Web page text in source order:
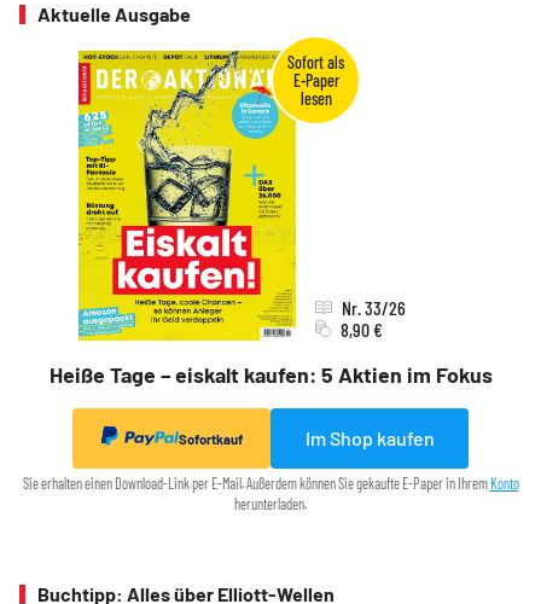
Aktuelle Ausgabe
Heiße Tage – eiskalt kaufen: 5 Aktien im Fokus
Nr. 33/26
8,90 €
Sofortkauf Im Shop kaufen
Sie erhalten einen Download-Link per E-Mail. Außerdem können Sie gekaufte E-Paper in Ihrem Konto
herunterladen.
Buchtipp: Alles über Elliott-Wellen